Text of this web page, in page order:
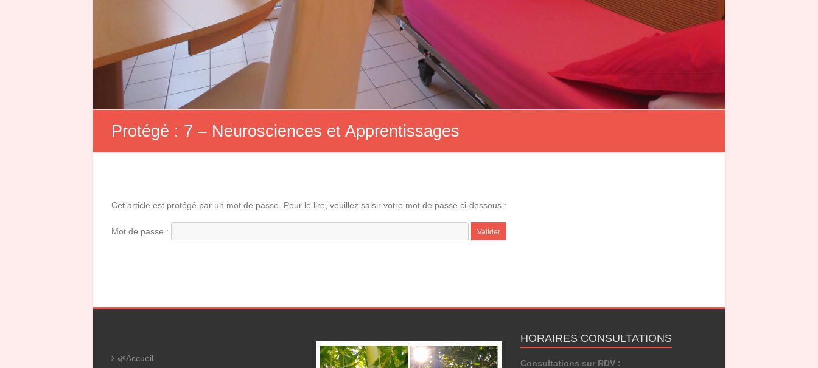
Protégé : 7 – Neurosciences et Apprentissages
Cet article est protégé par un mot de passe. Pour le lire, veuillez saisir votre mot de passe ci-dessous :
Mot de passe :
🌿Accueil
HORAIRES CONSULTATIONS
Consultations sur RDV :